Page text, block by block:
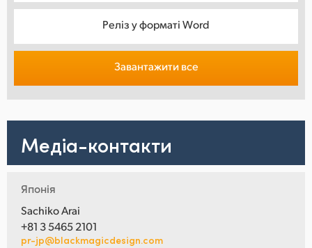
Реліз у форматі Word
Завантажити все
Медіа-контакти
Японія
Sachiko Arai
+81 3 5465 2101
pr-jp@blackmagicdesign.com